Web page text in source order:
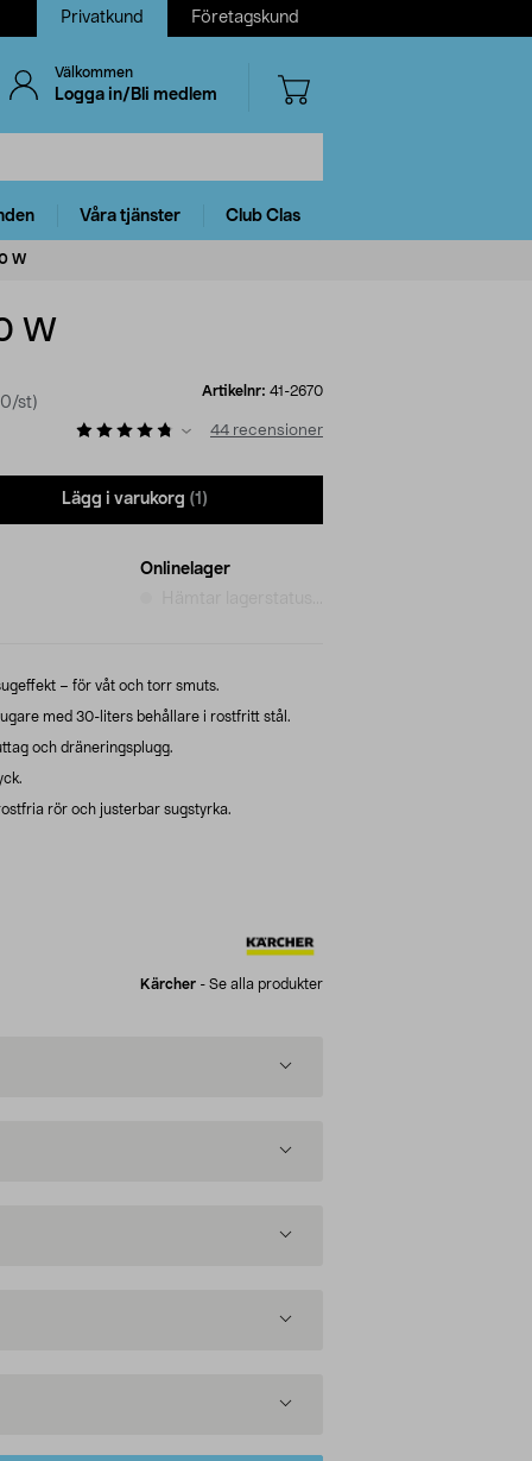
Privatkund Företagskund
Välkommen
Logga in/Bli medlem
Våra tjänster Club Clas
W
W
st)
Artikelnr: 41-2670
44 recensioner
Lägg i varukorg (1)
Onlinelager
– för våt och torr smuts.
med 30-liters behållare i rostfritt stål.
och dräneringsplugg.
rör och justerbar sugstyrka.
Kärcher - Se alla produkter